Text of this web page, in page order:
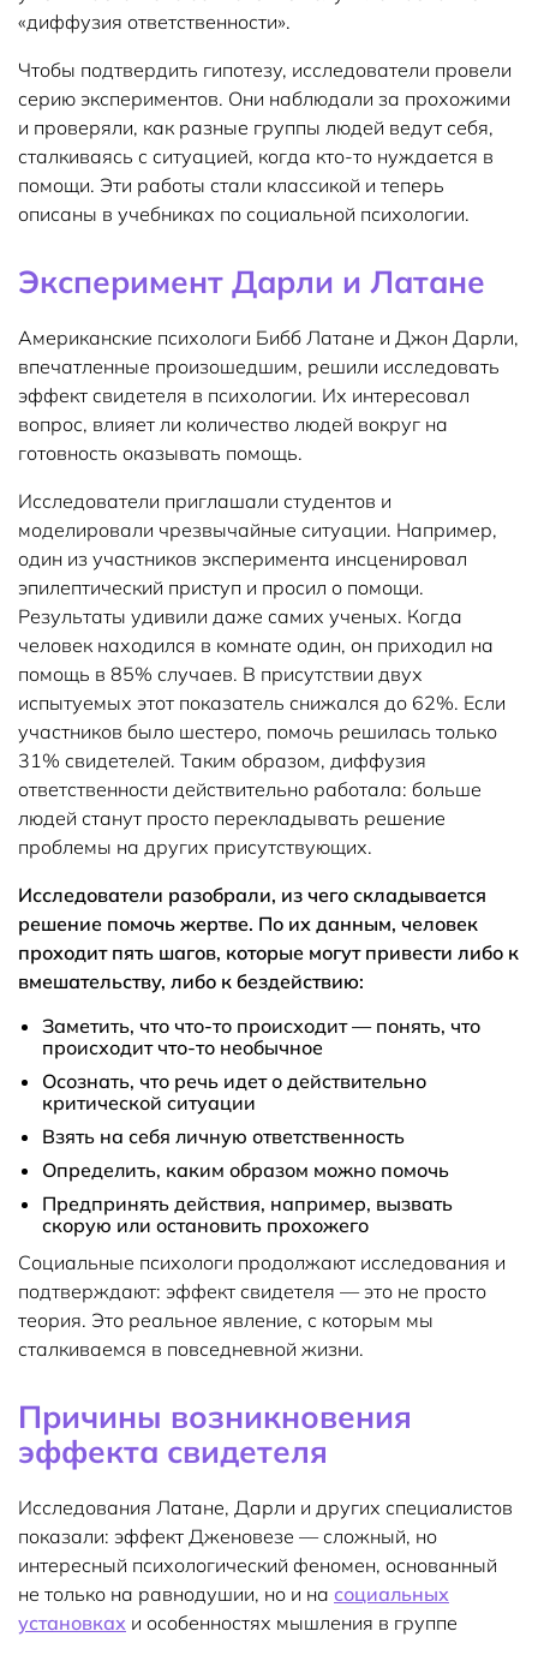
«диффузия ответственности».
Чтобы подтвердить гипотезу, исследователи провели
серию экспериментов. Они наблюдали за прохожими
и проверяли, как разные группы людей ведут себя,
сталкиваясь с ситуацией, когда кто-то нуждается в
помощи. Эти работы стали классикой и теперь
описаны в учебниках по социальной психологии.
Эксперимент Дарли и Латане
Американские психологи Бибб Латане и Джон Дарли,
впечатленные произошедшим, решили исследовать
эффект свидетеля в психологии. Их интересовал
вопрос, влияет ли количество людей вокруг на
готовность оказывать помощь.
Исследователи приглашали студентов и
моделировали чрезвычайные ситуации. Например,
один из участников эксперимента инсценировал
эпилептический приступ и просил о помощи.
Результаты удивили даже самих ученых. Когда
человек находился в комнате один, он приходил на
помощь в 85% случаев. В присутствии двух
испытуемых этот показатель снижался до 62%. Если
участников было шестеро, помочь решилась только
31% свидетелей. Таким образом, диффузия
ответственности действительно работала: больше
людей станут просто перекладывать решение
проблемы на других присутствующих.
Исследователи разобрали, из чего складывается
решение помочь жертве. По их данным, человек
проходит пять шагов, которые могут привести либо к
вмешательству, либо к бездействию:
Заметить, что что-то происходит — понять, что
происходит что-то необычное
Осознать, что речь идет о действительно
критической ситуации
Взять на себя личную ответственность
Определить, каким образом можно помочь
Предпринять действия, например, вызвать
скорую или остановить прохожего
Социальные психологи продолжают исследования и
подтверждают: эффект свидетеля — это не просто
теория. Это реальное явление, с которым мы
сталкиваемся в повседневной жизни.
Причины возникновения
эффекта свидетеля
Исследования Латане, Дарли и других специалистов
показали: эффект Дженовезе — сложный, но
интересный психологический феномен, основанный
не только на равнодушии, но и на социальных
установках и особенностях мышления в группе